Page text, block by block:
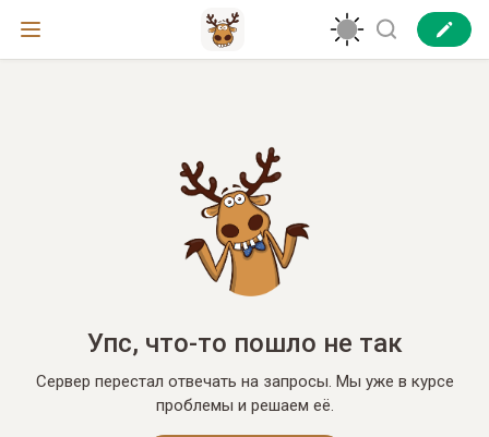
Упс, что-то пошло не так
Сервер перестал отвечать на запросы. Мы уже в курсе
проблемы и решаем её.